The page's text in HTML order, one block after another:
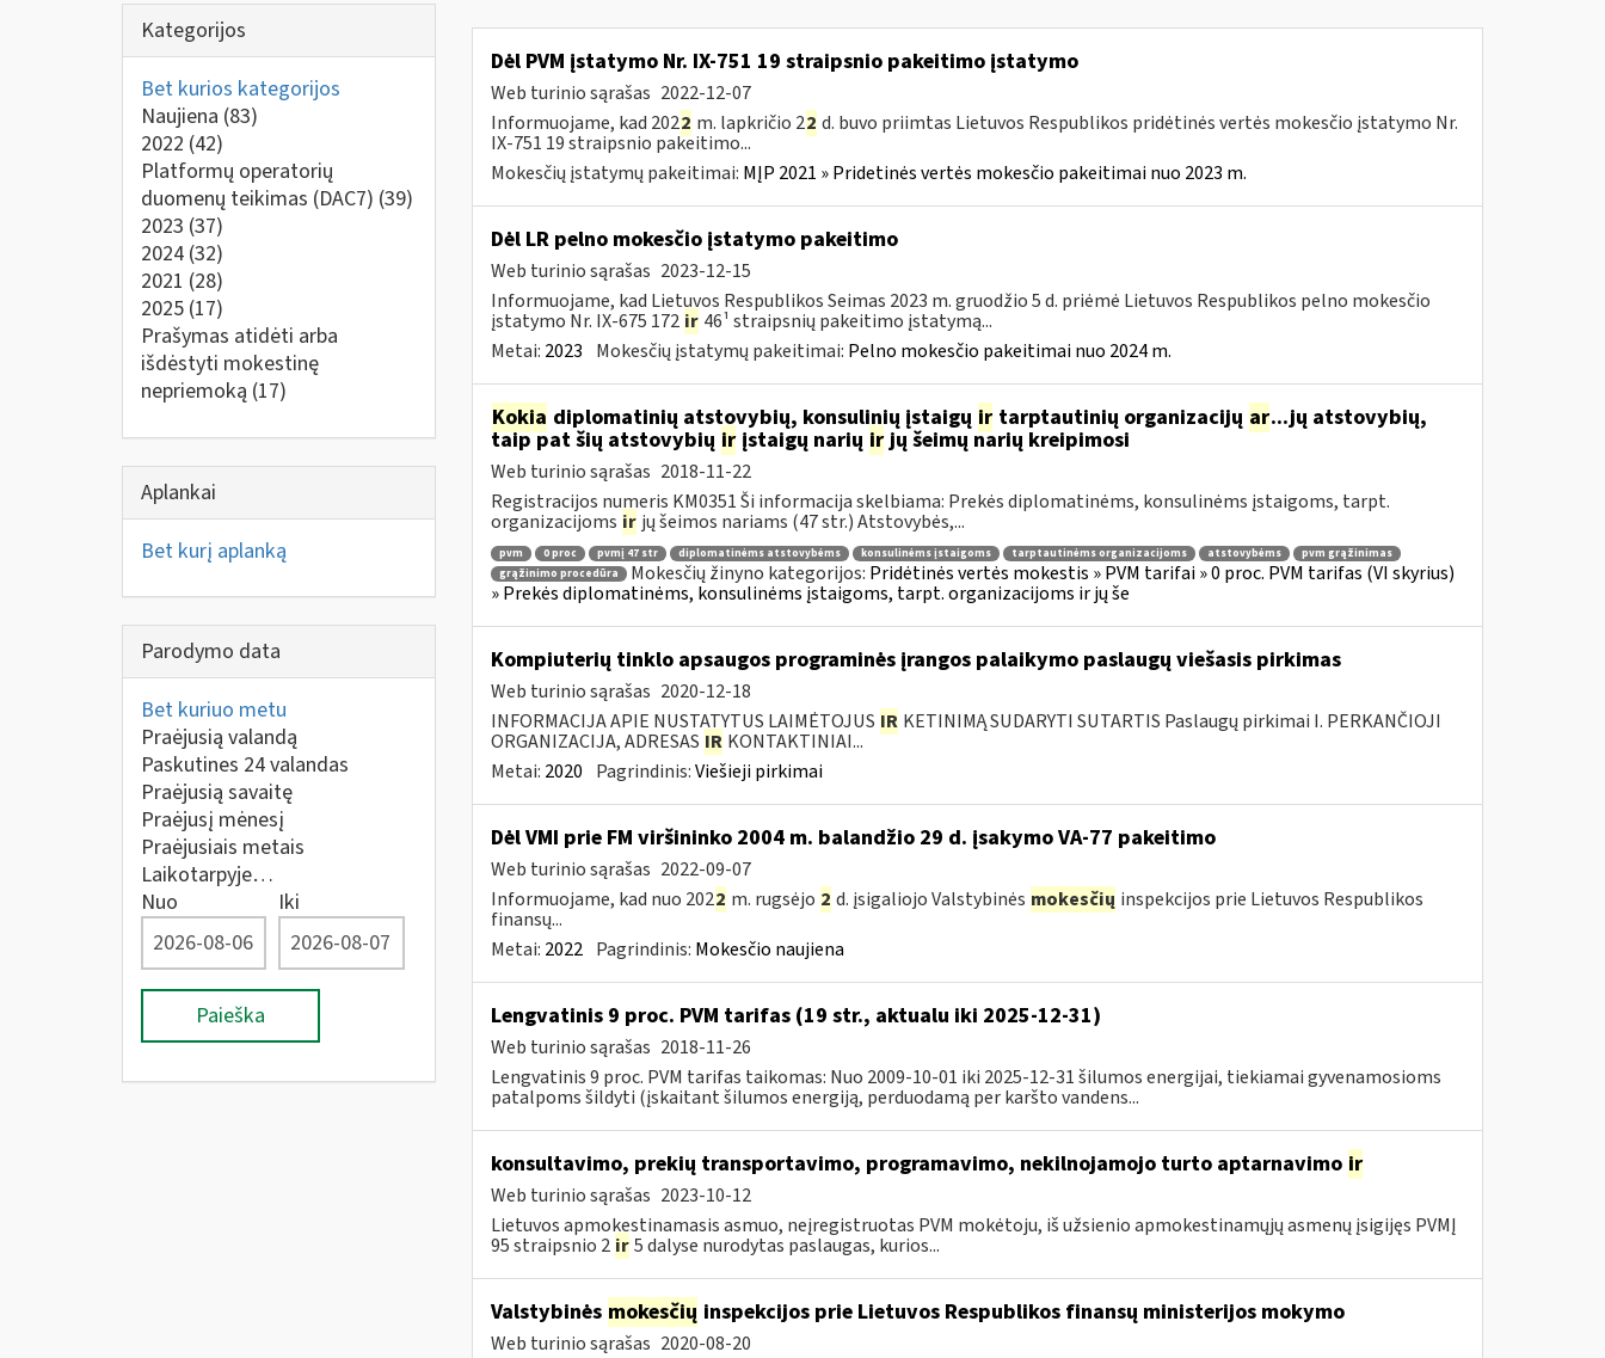
Kategorijos
Bet kurios kategorijos
Naujiena (83)
2022 (42)
Platformų operatorių
duomenų teikimas (DAC7) (39)
2023 (37)
2024 (32)
2021 (28)
2025 (17)
Prašymas atidėti arba
išdėstyti mokestinę
nepriemoką (17)
Aplankai
Bet kurį aplanką
Parodymo data
Bet kuriuo metu
Praėjusią valandą
Paskutines 24 valandas
Praėjusią savaitę
Praėjusį mėnesį
Praėjusiais metais
Laikotarpyje…
Nuo
Iki
Paieška
Dėl PVM įstatymo Nr. IX-751 19 straipsnio pakeitimo įstatymo
Web turinio sąrašas 2022-12-07
Informuojame, kad 2022 m. lapkričio 22 d. buvo priimtas Lietuvos Respublikos pridėtinės vertės mokesčio įstatymo Nr.
IX-751 19 straipsnio pakeitimo...
Mokesčių įstatymų pakeitimai: MĮP 2021 » Pridetinės vertės mokesčio pakeitimai nuo 2023 m.
Dėl LR pelno mokesčio įstatymo pakeitimo
Web turinio sąrašas 2023-12-15
Informuojame, kad Lietuvos Respublikos Seimas 2023 m. gruodžio 5 d. priėmė Lietuvos Respublikos pelno mokesčio
įstatymo Nr. IX-675 172 ir 46¹ straipsnių pakeitimo įstatymą...
Metai: 2023 Mokesčių įstatymų pakeitimai: Pelno mokesčio pakeitimai nuo 2024 m.
Kokia diplomatinių atstovybių, konsulinių įstaigų irtarptautinių organizacijų ar...jų atstovybių,
taip pat šių atstovybių irįstaigų narių irjų šeimų narių kreipimosi
Web turinio sąrašas 2018-11-22
Registracijos numeris KM0351 Ši informacija skelbiama: Prekės diplomatinėms, konsulinėms įstaigoms, tarpt.
organizacijoms ir jų šeimos nariams (47 str.) Atstovybės,...
pvm 0 proc pvmį 47 str diplomatinėms atstovybėms konsulinėms įstaigoms tarptautinėms organizacijoms atstovybėms
pvm grąžinimas
grąžinimo procedūra
Mokesčių žinyno kategorijos: Pridėtinės vertės mokestis » PVM tarifai » 0 proc. PVM tarifas (VI skyrius)
» Prekės diplomatinėms, konsulinėms įstaigoms, tarpt. organizacijoms ir jų še
Kompiuterių tinklo apsaugos programinės įrangos palaikymo paslaugų viešasis pirkimas
Web turinio sąrašas 2020-12-18
INFORMACIJA APIE NUSTATYTUS LAIMĖTOJUS IR KETINIMĄ SUDARYTI SUTARTIS Paslaugų pirkimai I. PERKANČIOJI
ORGANIZACIJA, ADRESAS IR KONTAKTINIAI...
Metai: 2020 Pagrindinis:Viešieji pirkimai
Dėl VMI prie FM viršininko 2004 m. balandžio 29 d. įsakymo VA-77 pakeitimo
Web turinio sąrašas 2022-09-07
Informuojame, kad nuo 2022 m. rugsėjo 2 d. įsigaliojo Valstybinės mokesčių inspekcijos prie Lietuvos Respublikos
finansų...
Metai: 2022 Pagrindinis: Mokesčio naujiena
Lengvatinis 9 proc. PVM tarifas (19 str., aktualu iki 2025-12-31)
Web turinio sąrašas 2018-11-26
Lengvatinis 9 proc. PVM tarifas taikomas: Nuo 2009-10-01 iki 2025-12-31 šilumos energijai, tiekiamai gyvenamosioms
patalpoms šildyti (įskaitant šilumos energiją, perduodamą per karšto vandens...
konsultavimo, prekių transportavimo, programavimo, nekilnojamojo turto aptarnavimo ir
Web turinio sąrašas 2023-10-12
Lietuvos apmokestinamasis asmuo, neįregistruotas PVM mokėtoju, iš užsienio apmokestinamųjų asmenų įsigijęs PVMĮ
95 straipsnio 2 ir 5 dalyse nurodytas paslaugas, kurios...
Valstybinės mokesčių inspekcijos prie Lietuvos Respublikos finansų ministerijos mokymo
Web turinio sąrašas 2020-08-20